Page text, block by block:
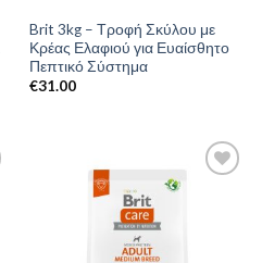
Brit 3kg – Τροφή Σκύλου με
Κρέας Ελαφιού για Ευαίσθητο
Πεπτικό Σύστημα
€31.00